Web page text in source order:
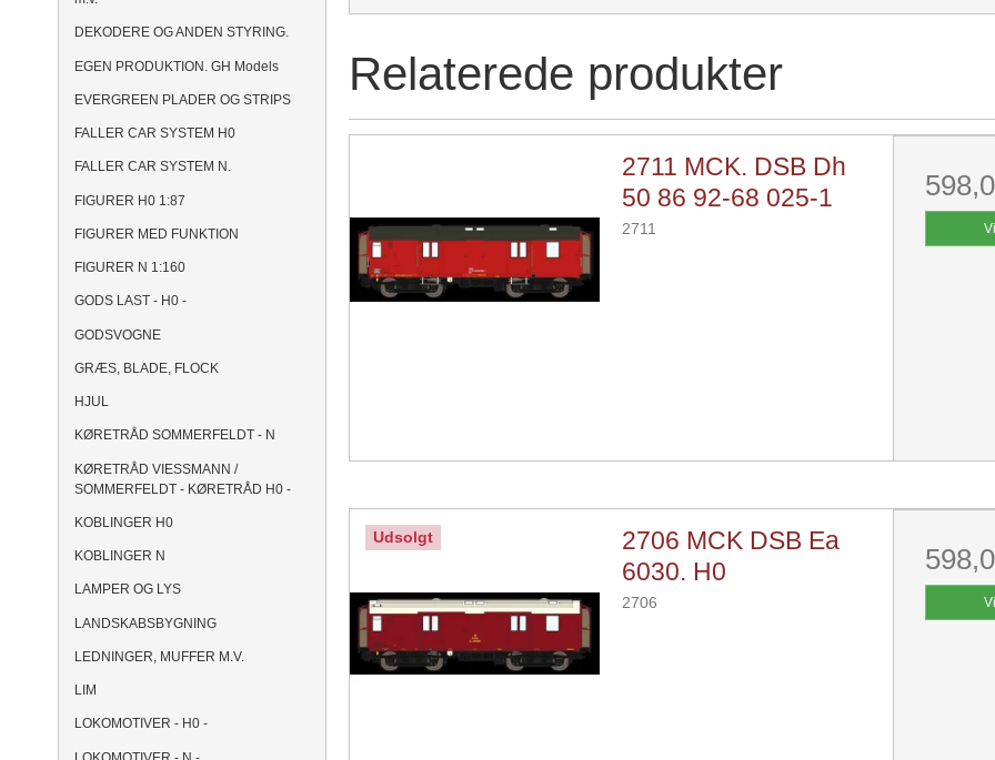
DEKODERE OG ANDEN STYRING.
EGEN PRODUKTION. GH Models
EVERGREEN PLADER OG STRIPS
FALLER CAR SYSTEM H0
FALLER CAR SYSTEM N.
FIGURER H0 1:87
FIGURER MED FUNKTION
FIGURER N 1:160
GODS LAST - H0 -
GODSVOGNE
GRÆS, BLADE, FLOCK
HJUL
KØRETRÅD SOMMERFELDT - N
KØRETRÅD VIESSMANN /
SOMMERFELDT - KØRETRÅD H0 -
KOBLINGER H0
KOBLINGER N
LAMPER OG LYS
LANDSKABSBYGNING
LEDNINGER, MUFFER M.V.
LIM
LOKOMOTIVER - H0 -
Relaterede produkter
2711 MCK. DSB Dh
50 86 92-68 025-1
2711
Udsolgt
2706 MCK DSB Ea
6030. H0
2706